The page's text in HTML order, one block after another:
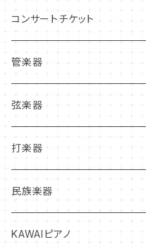
コンサートチケット
管楽器
管楽器新品本体
フルート
クラリネット
管楽器中古本体
フルート
クラリネット
マウスピース
クラリネット
リガチャー
弦楽器
弦楽器新品本体
ヴァイオリン
ヴィオラ
弦楽器中古本体
ヴァイオリン
弦
打楽器
打楽器新品本体
打楽器中古本体
民族楽器
インディアン・フルート
KAWAIピアノ